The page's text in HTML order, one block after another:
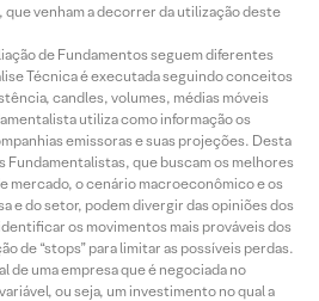
venham a decorrer da utilização deste
de Fundamentos seguem diferentes
Técnica é executada seguindo conceitos
candles, volumes, médias móveis
utiliza como informação os
emissoras e suas projeções. Desta
Fundamentalistas, que buscam os melhores
mercado, o cenário macroeconômico e os
e do setor, podem divergir das opiniões dos
os movimentos mais prováveis dos
de “stops” para limitar as possíveis perdas.
de uma empresa que é negociada no
ou seja, um investimento no qual a